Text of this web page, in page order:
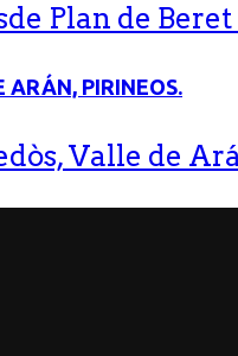
Plan de
Valle de